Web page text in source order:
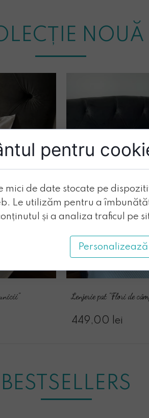
NOUĂ
BESTSELLERS
Lenjerie pat "Flori de
449,00 lei
pentru
mici de date stocate pe
Le utilizăm pentru a
și a analiza traficul pe
Personalizează